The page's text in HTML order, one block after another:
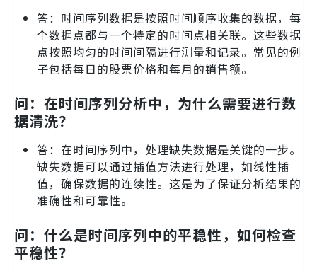
答：时间序列数据是按照时间顺序收集的数据，每
个数据点都与一个特定的时间点相关联。这些数据
点按照均匀的时间间隔进行测量和记录。常见的例
子包括每日的股票价格和每月的销售额。
问：在时间序列分析中，为什么需要进行数
据清洗？
答：在时间序列中，处理缺失数据是关键的一步。
缺失数据可以通过插值方法进行处理，如线性插
值，确保数据的连续性。这是为了保证分析结果的
准确性和可靠性。
问：什么是时间序列中的平稳性，如何检查
平稳性？